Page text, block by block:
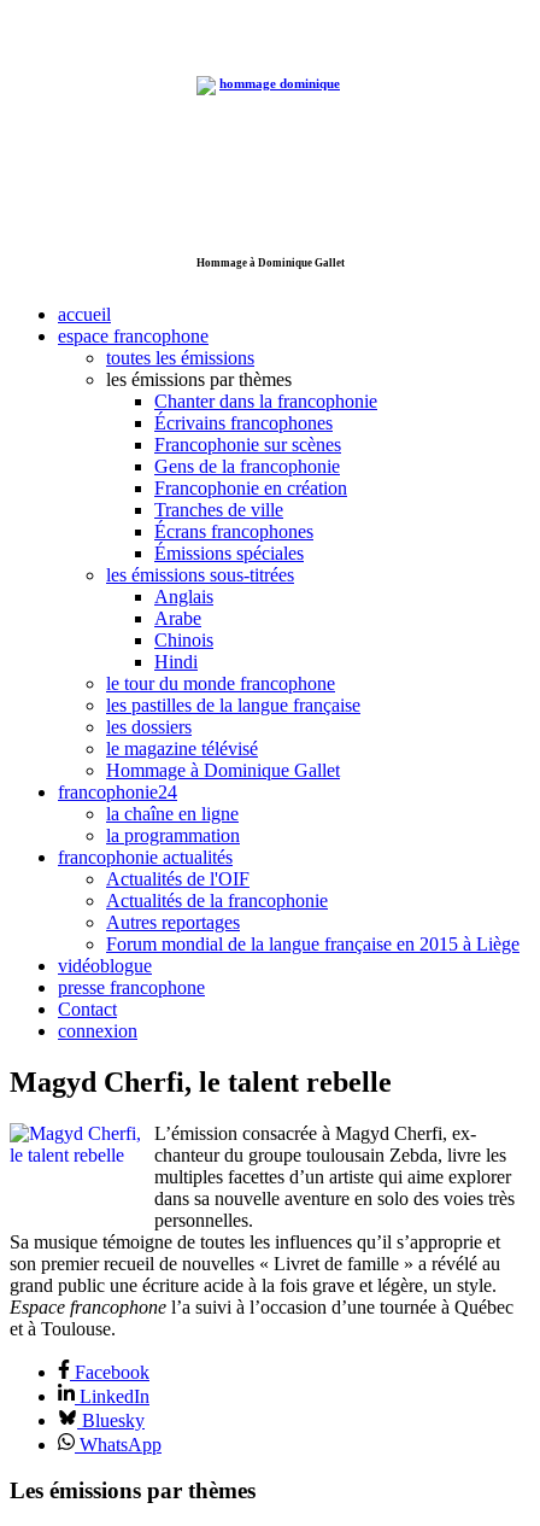
Hommage à Dominique Gallet
accueil
espace francophone
toutes les émissions
les émissions par thèmes
Chanter dans la francophonie
Écrivains francophones
Francophonie sur scènes
Gens de la francophonie
Francophonie en création
Tranches de ville
Écrans francophones
Émissions spéciales
les émissions sous-titrées
Anglais
Arabe
Chinois
Hindi
le tour du monde francophone
les pastilles de la langue française
les dossiers
le magazine télévisé
Hommage à Dominique Gallet
francophonie24
la chaîne en ligne
la programmation
francophonie actualités
Actualités de l'OIF
Actualités de la francophonie
Autres reportages
Forum mondial de la langue française en 2015 à Liège
vidéoblogue
presse francophone
Contact
connexion
Magyd Cherfi, le talent rebelle
L’émission consacrée à Magyd Cherfi, ex-
chanteur du groupe toulousain Zebda, livre les
multiples facettes d’un artiste qui aime explorer
dans sa nouvelle aventure en solo des voies très
personnelles.
Sa musique témoigne de toutes les influences qu’il s’approprie et
son premier recueil de nouvelles « Livret de famille » a révélé au
grand public une écriture acide à la fois grave et légère, un style.
Espace francophone l’a suivi à l’occasion d’une tournée à Québec
et à Toulouse.
Facebook
LinkedIn
Bluesky
WhatsApp
Les émissions par thèmes